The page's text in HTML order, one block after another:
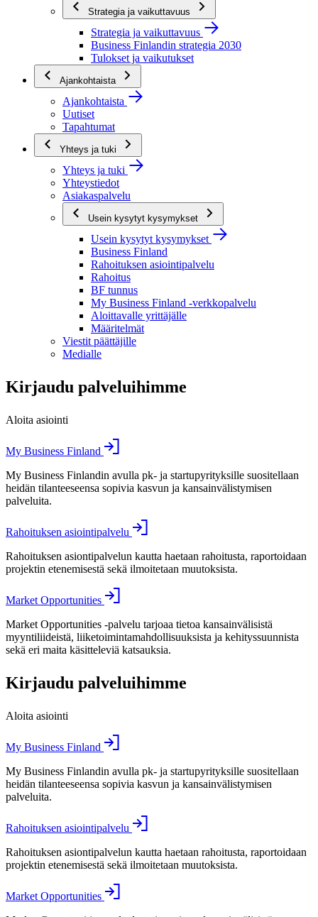
Strategia ja vaikuttavuus
Strategia ja vaikuttavuus
Business Finlandin strategia 2030
Tulokset ja vaikutukset
Ajankohtaista
Ajankohtaista
Uutiset
Tapahtumat
Yhteys ja tuki
Yhteys ja tuki
Yhteystiedot
Asiakaspalvelu
Usein kysytyt kysymykset
Usein kysytyt kysymykset
Business Finland
Rahoituksen asiointipalvelu
Rahoitus
BF tunnus
My Business Finland -verkkopalvelu
Aloittavalle yrittäjälle
Määritelmät
Viestit päättäjille
Medialle
Kirjaudu palveluihimme
Aloita asiointi
My Business Finland
My Business Finlandin avulla pk- ja startupyrityksille suositellaan
heidän tilanteeseensa sopivia kasvun ja kansainvälistymisen
palveluita.
Rahoituksen asiointipalvelu
Rahoituksen asiontipalvelun kautta haetaan rahoitusta, raportoidaan
projektin etenemisestä sekä ilmoitetaan muutoksista.
Market Opportunities
Market Opportunities -palvelu tarjoaa tietoa kansainvälisistä
myyntiliideistä, liiketoimintamahdollisuuksista ja kehityssuunnista
sekä eri maita käsitteleviä katsauksia.
Kirjaudu palveluihimme
Aloita asiointi
My Business Finland
My Business Finlandin avulla pk- ja startupyrityksille suositellaan
heidän tilanteeseensa sopivia kasvun ja kansainvälistymisen
palveluita.
Rahoituksen asiointipalvelu
Rahoituksen asiontipalvelun kautta haetaan rahoitusta, raportoidaan
projektin etenemisestä sekä ilmoitetaan muutoksista.
Market Opportunities